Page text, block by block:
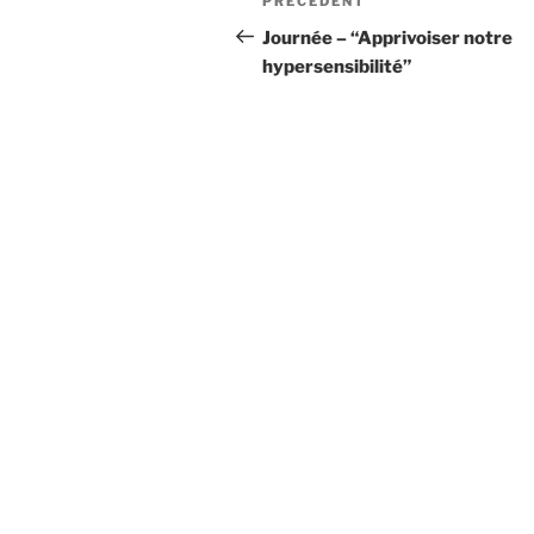
de
l’article
précédent
Journée – “Apprivoiser notre
hypersensibilité”